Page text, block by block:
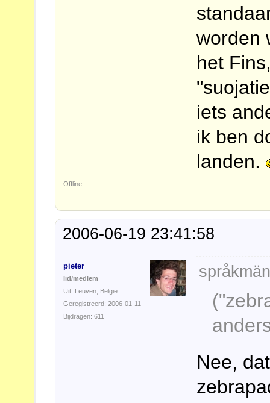
worden
het
iets
ik ben
landen.
Offline
2006-06-19 23:41:58
pieter
lid/medlem
Uit: Leuven, België
Geregistreerd: 2006-01-11
Bijdragen: 611
Nee,